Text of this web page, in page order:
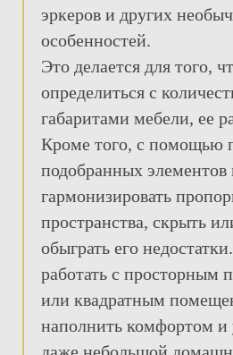
эркеров и других
особенностей.
Это делается для того,
определиться с
габаритами мебели, ее
Кроме того, с помощью
подобранных
гармонизировать
пространства, скрыть
обыграть его
работать с просторным
или квадратным
наполнить комфортом